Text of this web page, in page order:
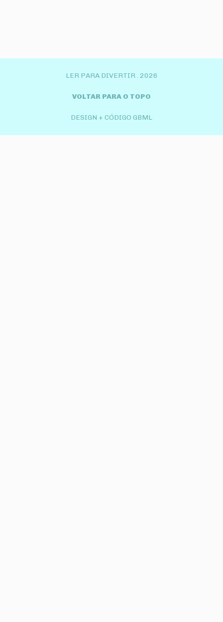
LER PARA DIVERTIR . 2026
VOLTAR PARA O TOPO
DESIGN + CÓDIGO GBML